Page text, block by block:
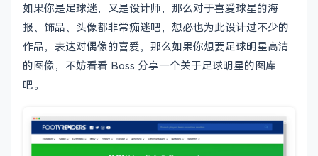
如果你是足球迷，又是设计师，那么对于喜爱球星的海
报、饰品、头像都非常痴迷吧，想必也为此设计过不少的
作品，表达对偶像的喜爱，那么如果你想要足球明星高清
的图像，不妨看看 Boss 分享一个关于足球明星的图库
吧。